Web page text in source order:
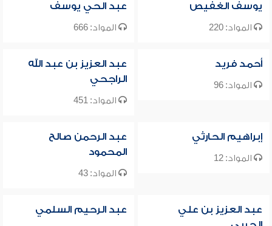
يوسف الغفيص
المواد: 220
عبد الحي يوسف
المواد: 666
أحمد فريد
المواد: 96
عبد العزيز بن عبد الله
الراجحي
المواد: 451
إبراهيم الحارثي
المواد: 12
عبد الرحمن صالح
المحمود
المواد: 43
عبد العزيز بن علي
عبد الرحيم السلمي